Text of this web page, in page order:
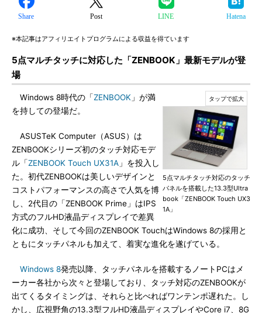
Share Post LINE Hatena
※本記事はアフィリエイトプログラムによる収益を得ています
5点マルチタッチに対応した「ZENBOOK」最新モデルが登
場
5点マルチタッチ対応のタッチ
パネルを搭載した13.3型Ultra
book「ZENBOOK Touch UX3
1A」
Windows 8時代の「ZENBOOK 」が満
を持しての登場だ。
ASUSTeK Computer（ASUS）は
ZENBOOKシリーズ初のタッチ対応モデ
ル「ZENBOOK Touch UX31A 」を投入し
た。初代ZENBOOKは美しいデザインと
コストパフォーマンスの高さで人気を博
し、2代目の「ZENBOOK Prime」はIPS
方式のフルHD液晶ディスプレイで差異
化に成功、そして今回のZENBOOK TouchはWindows 8の採用と
ともにタッチパネルも加えて、着実な進化を遂げている。
Windows 8発売以降、タッチパネルを搭載するノートPCはメ
ーカー各社から次々と登場しており、タッチ対応のZENBOOKが
出てくるタイミングは、それらと比べればワンテンポ遅れた。し
かし、広視野角の13.3型フルHD液晶ディスプレイやCore i7、8G